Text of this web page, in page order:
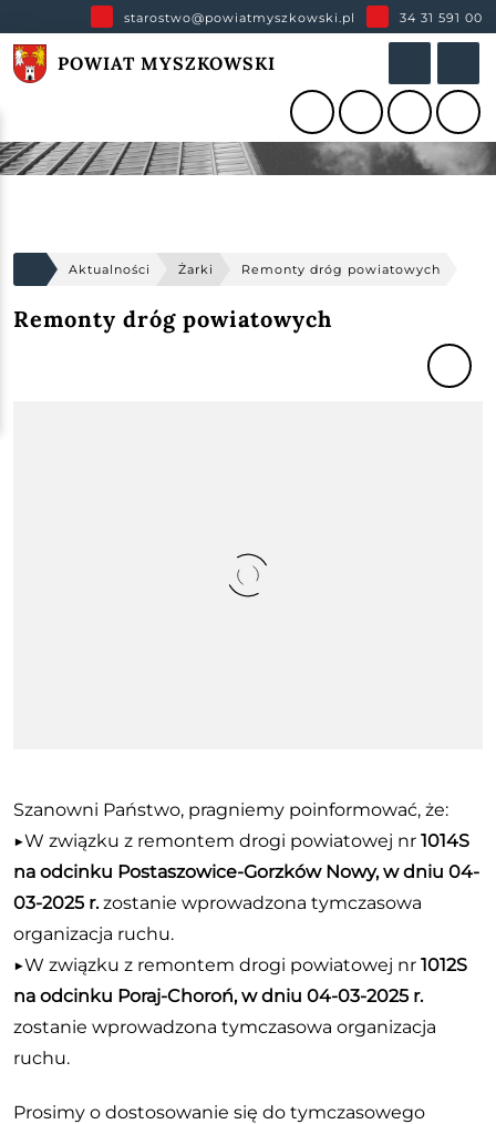
starostwo@powiatmyszkowski.pl 34 31 591 00
POWIAT MYSZKOWSKI
Aktualności Żarki Remonty dróg powiatowych
Remonty dróg powiatowych
Szanowni Państwo, pragniemy poinformować, że:
▶️W związku z remontem drogi powiatowej nr1014S
na odcinku Postaszowice-Gorzków Nowy, w dniu 04-
03-2025 r.zostanie wprowadzona tymczasowa
organizacja ruchu.
▶️W związku z remontem drogi powiatowej nr1012S
na odcinku Poraj-Choroń, w dniu 04-03-2025 r.
zostanie wprowadzona tymczasowa organizacja
ruchu.
Prosimy o dostosowanie się do tymczasowego